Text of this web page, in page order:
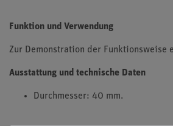
Funktion und Verwendung
Zur Demonstration der Funktionsweise
Ausstattung und technische Daten
Durchmesser: 40 mm.